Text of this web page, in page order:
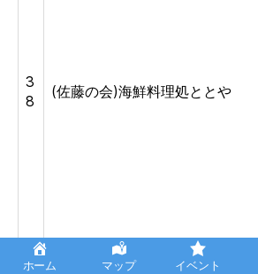
3
8
(佐藤の会)海鮮料理処ととや
ホーム マップ イベント